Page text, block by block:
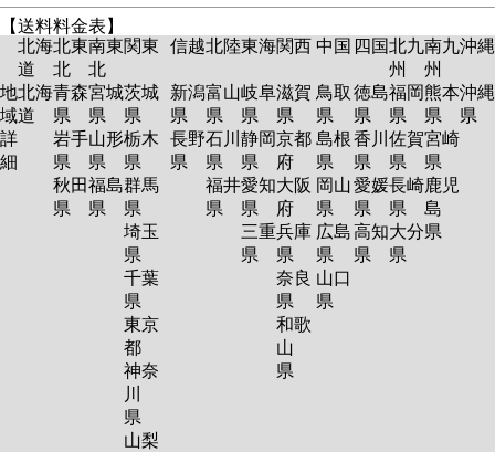
【送料料金表】
北海
道
北東
北
南東
北
関東 信越北陸東海関西 中国 四国北九
州
南九
州
沖縄
地
域
詳
細
北海
道
青森
県
岩手
県
秋田
県
宮城
県
山形
県
福島
県
茨城
県
栃木
県
群馬
県
埼玉
県
千葉
県
東京
都
神奈
川
県
山梨
新潟
県
長野
県
富山
県
石川
県
福井
県
岐阜
県
静岡
県
愛知
県
三重
県
滋賀
県
京都
府
大阪
府
兵庫
県
奈良
県
和歌
山
県
鳥取
県
島根
県
岡山
県
広島
県
山口
県
徳島
県
香川
県
愛媛
県
高知
県
福岡
県
佐賀
県
長崎
県
大分
県
熊本
県
宮崎
県
鹿児
島
県
沖縄
県